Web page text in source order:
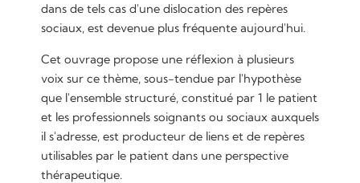
dans de tels cas d'une dislocation des repères
sociaux, est devenue plus fréquente aujourd'hui.
Cet ouvrage propose une réflexion à plusieurs
voix sur ce thème, sous-tendue par l'hypothèse
que l'ensemble structuré, constitué par 1 le patient
et les professionnels soignants ou sociaux auxquels
il s'adresse, est producteur de liens et de repères
utilisables par le patient dans une perspective
thérapeutique.